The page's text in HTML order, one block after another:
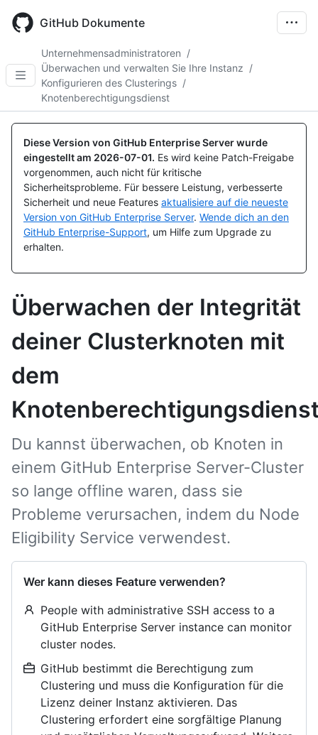
main
GitHub Dokumente
Unternehmensadministratoren /
Überwachen und verwalten Sie Ihre Instanz /
Konfigurieren des Clusterings /
Knotenberechtigungsdienst
Diese Version von GitHub Enterprise Server wurde
eingestellt am 2026-07-01. Es wird keine Patch-Freigabe
vorgenommen, auch nicht für kritische
Sicherheitsprobleme. Für bessere Leistung, verbesserte
Sicherheit und neue Features aktualisiere auf die neueste
Version von GitHub Enterprise Server. Wende dich an den
GitHub Enterprise-Support, um Hilfe zum Upgrade zu
erhalten.
Überwachen der Integrität
deiner Clusterknoten mit
dem
Du kannst überwachen, ob Knoten in
einem GitHub Enterprise Server-Cluster
so lange offline waren, dass sie
Probleme verursachen, indem du Node
Eligibility Service verwendest.
Wer kann dieses Feature verwenden?
People with administrative SSH access to a
GitHub Enterprise Server instance can monitor
cluster nodes.
GitHub bestimmt die Berechtigung zum
Clustering und muss die Konfiguration für die
Lizenz deiner Instanz aktivieren. Das
Clustering erfordert eine sorgfältige Planung